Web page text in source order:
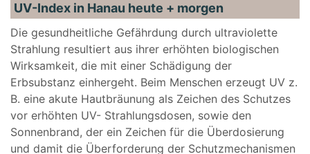
UV-Index in Hanau heute + morgen
Die gesundheitliche Gefährdung durch ultraviolette
Strahlung resultiert aus ihrer erhöhten biologischen
Wirksamkeit, die mit einer Schädigung der
Erbsubstanz einhergeht. Beim Menschen erzeugt UV z.
B. eine akute Hautbräunung als Zeichen des Schutzes
vor erhöhten UV- Strahlungsdosen, sowie den
Sonnenbrand, der ein Zeichen für die Überdosierung
und damit die Überforderung der Schutzmechanismen